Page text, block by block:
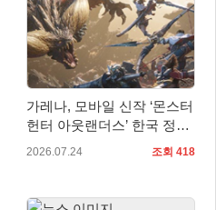
가레나, 모바일 신작 ‘몬스터
헌터 아웃랜더스’ 한국 정식
출시 확정… 사전예약 시작
2026.07.24 조회 418